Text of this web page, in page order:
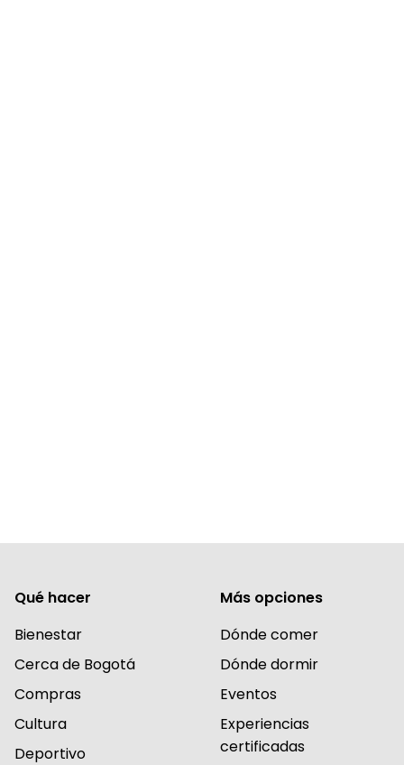
Qué hacer
Bienestar
Cerca de Bogotá
Compras
Cultura
Deportivo
Más opciones
Dónde comer
Dónde dormir
Eventos
Experiencias
certificadas